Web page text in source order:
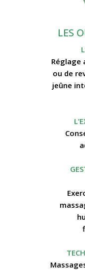
LES
Réglage
ou de
jeûne